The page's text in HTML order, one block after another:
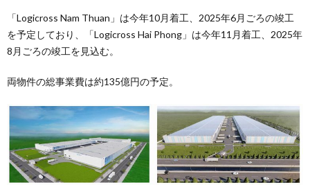
「Logicross Nam Thuan」は今年10月着工、2025年6月ごろの竣工
を予定しており、「Logicross Hai Phong」は今年11月着工、2025年
8月ごろの竣工を見込む。
両物件の総事業費は約135億円の予定。